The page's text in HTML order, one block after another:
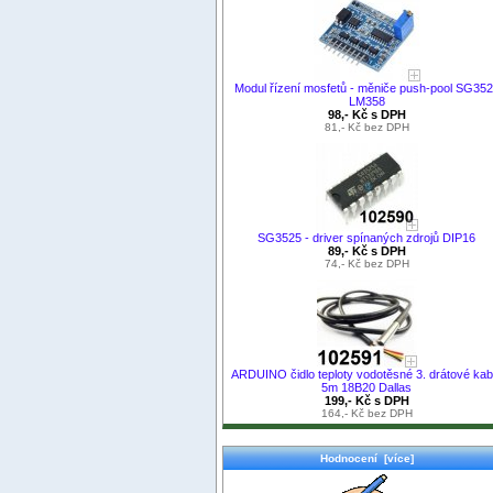
Modul řízení mosfetů - měniče push-pool
LM358
98,- Kč s DPH
81,- Kč bez DPH
SG3525 - driver spínaných zdrojů DIP16
89,- Kč s DPH
74,- Kč bez DPH
ARDUINO čidlo teploty vodotěsné 3. drátové
5m 18B20 Dallas
199,- Kč s DPH
164,- Kč bez DPH
Hodnocení [více]